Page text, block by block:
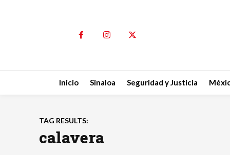
Inicio Sinaloa Seguridad y Justicia
TAG RESULTS:
calavera